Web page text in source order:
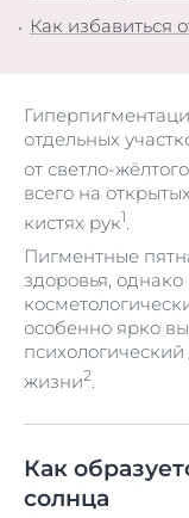
Как избавиться
отдельных
от светло-
всего на
кистях рук1.
Пигментные
здоровья, однако
особенно ярко
жизни2.
Как
солнца